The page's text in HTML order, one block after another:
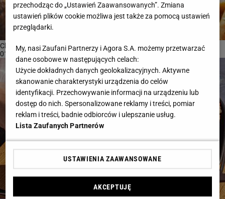
Chrupiące skrzydełka w kilka minut i bez tłuszczu? Ten sprzęt...
01-09-2025 13:55
przechodząc do „Ustawień Zaawansowanych”. Zmiana
ustawień plików cookie możliwa jest także za pomocą ustawień
przeglądarki.
My, nasi Zaufani Partnerzy i Agora S.A. możemy przetwarzać
dane osobowe w następujących celach:
Użycie dokładnych danych geolokalizacyjnych. Aktywne
skanowanie charakterystyki urządzenia do celów
identyfikacji. Przechowywanie informacji na urządzeniu lub
dostęp do nich. Spersonalizowane reklamy i treści, pomiar
reklam i treści, badnie odbiorców i ulepszanie usług.
Lista Zaufanych Partnerów
USTAWIENIA ZAAWANSOWANE
AKCEPTUJĘ